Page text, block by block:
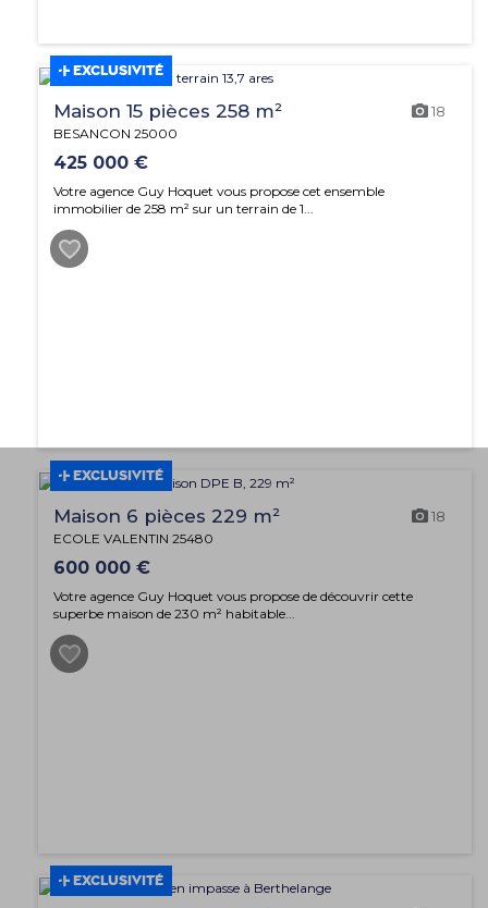
EXCLUSIVITÉ
Maison 15 pièces 258 m² 18
BESANCON 25000
425 000 €
Votre agence Guy Hoquet vous propose cet ensemble
immobilier de 258 m² sur un terrain de 1...
EXCLUSIVITÉ
Maison 6 pièces 229 m² 18
ECOLE VALENTIN 25480
600 000 €
Votre agence Guy Hoquet vous propose de découvrir cette
superbe maison de 230 m² habitable...
EXCLUSIVITÉ